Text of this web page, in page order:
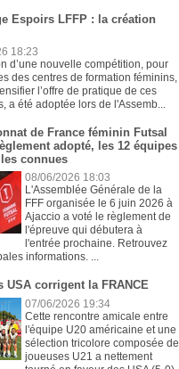
Espoirs LFFP : la création
18:23
d’une nouvelle compétition, pour
des centres de formation féminins,
l’offre de pratique de ces
a été adoptée lors de l'Assemb...
de France féminin Futsal
adopté, les 12 équipes
connues
08/06/2026 18:03
L'Assemblée Générale de la
FFF organisée le 6 juin 2026 à
Ajaccio a voté le règlement de
l'épreuve qui débutera à
l'entrée prochaine. Retrouvez
informations. ...
USA corrigent la FRANCE
07/06/2026 19:34
Cette rencontre amicale entre
l'équipe U20 américaine et une
sélection tricolore composée de
joueuses U21 a nettement